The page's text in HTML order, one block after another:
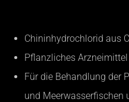
Chininhydrochlorid aus
Pflanzliches Arzneimittel
Für die Behandlung der
und Meerwasserfischen